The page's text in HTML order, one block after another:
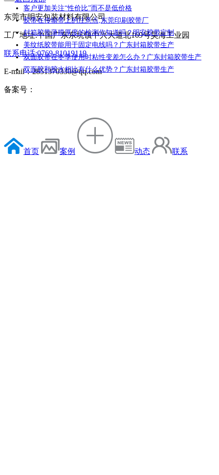
客户更加关注“性价比”而不是低价格
胶带在传输带上的注意点,东莞印刷胶带厂
封箱胶带薄膜厚度的检测你知道吗？明安胶带定制
美纹纸胶带能用于固定电线吗？广东封箱胶带生产
双面胶带在冬季使用时粘性变差怎么办？广东封箱胶带生产
双面胶和胶水相比有什么优势？广东封箱胶带生产
东莞市明安包装材料有限公司
工厂地址:中国广东东坑镇中兴大道北169号昊海工业园
联系电话:0769-81019119
E-mail：2851370330@qq.com
备案号：
首页 案例 动态 联系